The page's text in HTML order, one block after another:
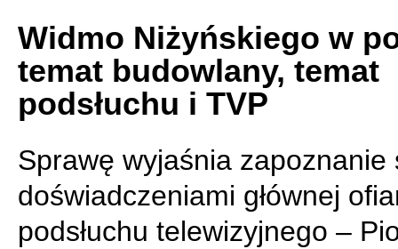
Widmo Niżyńskiego w
temat budowlany, temat
podsłuchu i TVP
Sprawę wyjaśnia zapoznanie
doświadczeniami głównej
podsłuchu telewizyjnego –